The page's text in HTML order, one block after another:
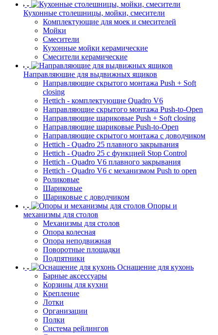
Кухонные столешницы, мойки, смесители
Комплектующие для моек и смесителей
Мойки
Смесители
Кухонные мойки керамические
Смесители керамические
Направляющие для выдвижных ящиков
Направляющие скрытого монтажа Push + Soft
closing
Hettich - комплектующие Quadro V6
Направляющие скрытого монтажа Push-to-Open
Направляющие шариковые Push + Soft closing
Направляющие шариковые Push-to-Open
Направляющие скрытого монтажа с доводчиком
Hettich - Quadro 25 плавного закрывания
Hettich - Quadro 25 с функцией Stop Control
Hettich - Quadro V6 плавного закрывания
Hettich - Quadro V6 с механизмом Push to open
Роликовые
Шариковые
Шариковые с доводчиком
Опоры и
механизмы для столов
Механизмы для столов
Опора колесная
Опора неподвижная
Поворотные площадки
Подпятники
Оснащение для кухонь
Барные аксессуары
Корзины для кухни
Крепление
Лотки
Организации
Полки
Система рейлингов